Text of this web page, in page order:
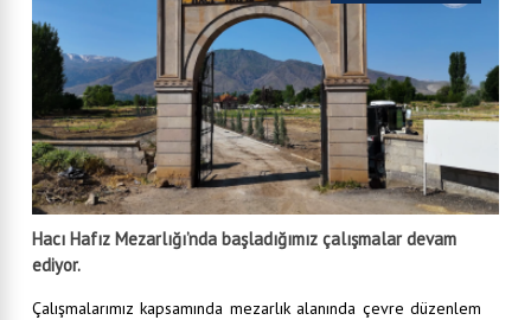
Hacı Hafız Mezarlığı’nda başladığımız çalışmalar devam
ediyor.
Çalışmalarımız kapsamında mezarlık alanında çevre düzenlem